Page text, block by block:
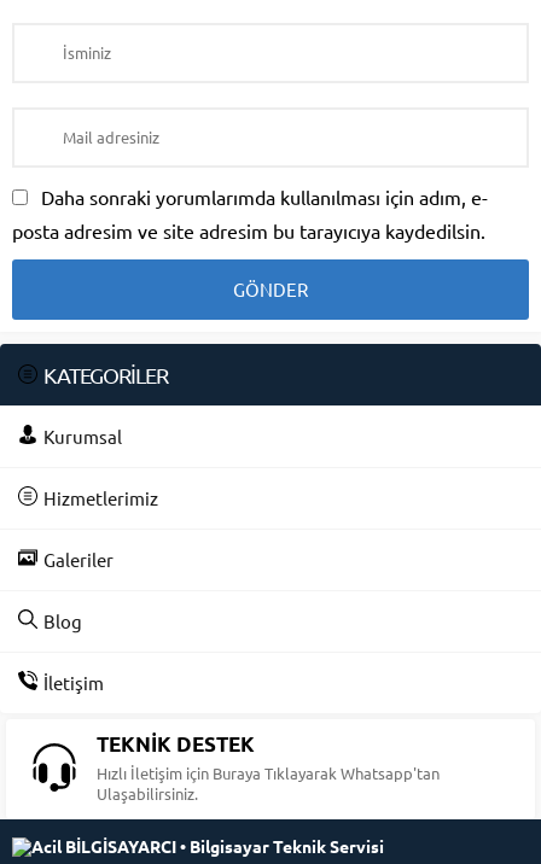
Daha sonraki yorumlarımda kullanılması için adım, e-
posta adresim ve site adresim bu tarayıcıya kaydedilsin.
KATEGORİLER
Kurumsal
Hizmetlerimiz
Galeriler
Blog
İletişim
TEKNİK DESTEK
Hızlı İletişim için Buraya Tıklayarak Whatsapp'tan
Ulaşabilirsiniz.